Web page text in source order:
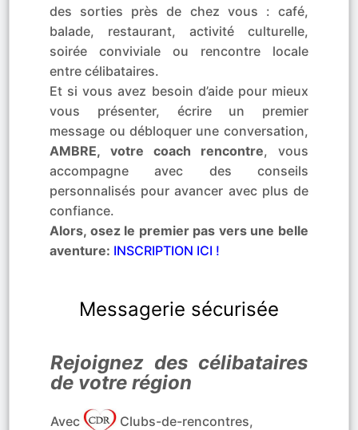
des sorties près de chez vous : café,
balade, restaurant, activité culturelle,
soirée conviviale ou rencontre locale
entre célibataires.
Et si vous avez besoin d’aide pour mieux
vous présenter, écrire un premier
message ou débloquer une conversation,
AMBRE, votre coach rencontre, vous
accompagne avec des conseils
personnalisés pour avancer avec plus de
confiance.
Alors, osez le premier pas vers une belle
aventure: INSCRIPTION ICI !
Messagerie sécurisée
Rejoignez des célibataires
de votre région
Avec
Clubs-de-rencontres,